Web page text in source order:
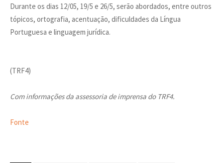
Durante os dias 12/05, 19/5 e 26/5, serão abordados, entre outros
tópicos, ortografia, acentuação, dificuldades da Língua
Portuguesa e linguagem jurídica.
(TRF4)
Com informações da assessoria de imprensa do TRF4.
Fonte